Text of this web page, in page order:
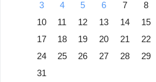
3
4 5 6 7 8
10
11 12 13 14 15
17
18 19 20 21 22
24
25 26 27 28 29
31